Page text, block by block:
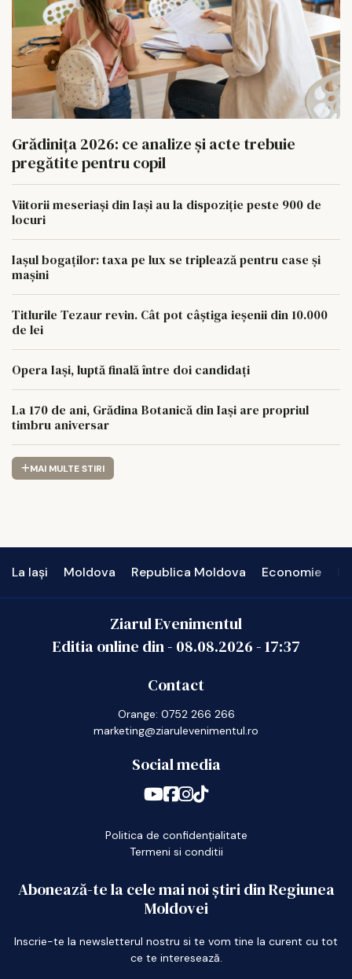
Grădinița 2026: ce analize și acte trebuie
pregătite pentru copil
Viitorii meseriași din Iași au la dispoziție peste 900 de
locuri
Iașul bogaților: taxa pe lux se triplează pentru case și
mașini
Titlurile Tezaur revin. Cât pot câștiga ieșenii din 10.000
de lei
Opera Iași, luptă finală între doi candidați
La 170 de ani, Grădina Botanică din Iași are propriul
timbru aniversar
MAI MULTE STIRI
La Iași Moldova Republica Moldova Economie
Ziarul Evenimentul
Editia online din - 08.08.2026-17:37
Contact
Orange: 0752 266 266
marketing@ziarulevenimentul.ro
Social media
Politica de confidențialitate
Termeni si conditii
Abonează-te la cele mai noi știri din Regiunea
Moldovei
Inscrie-te la newsletterul nostru si te vom tine la curent cu tot
ce te interesează.